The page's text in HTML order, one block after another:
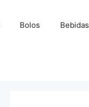
Bolos Bebidas